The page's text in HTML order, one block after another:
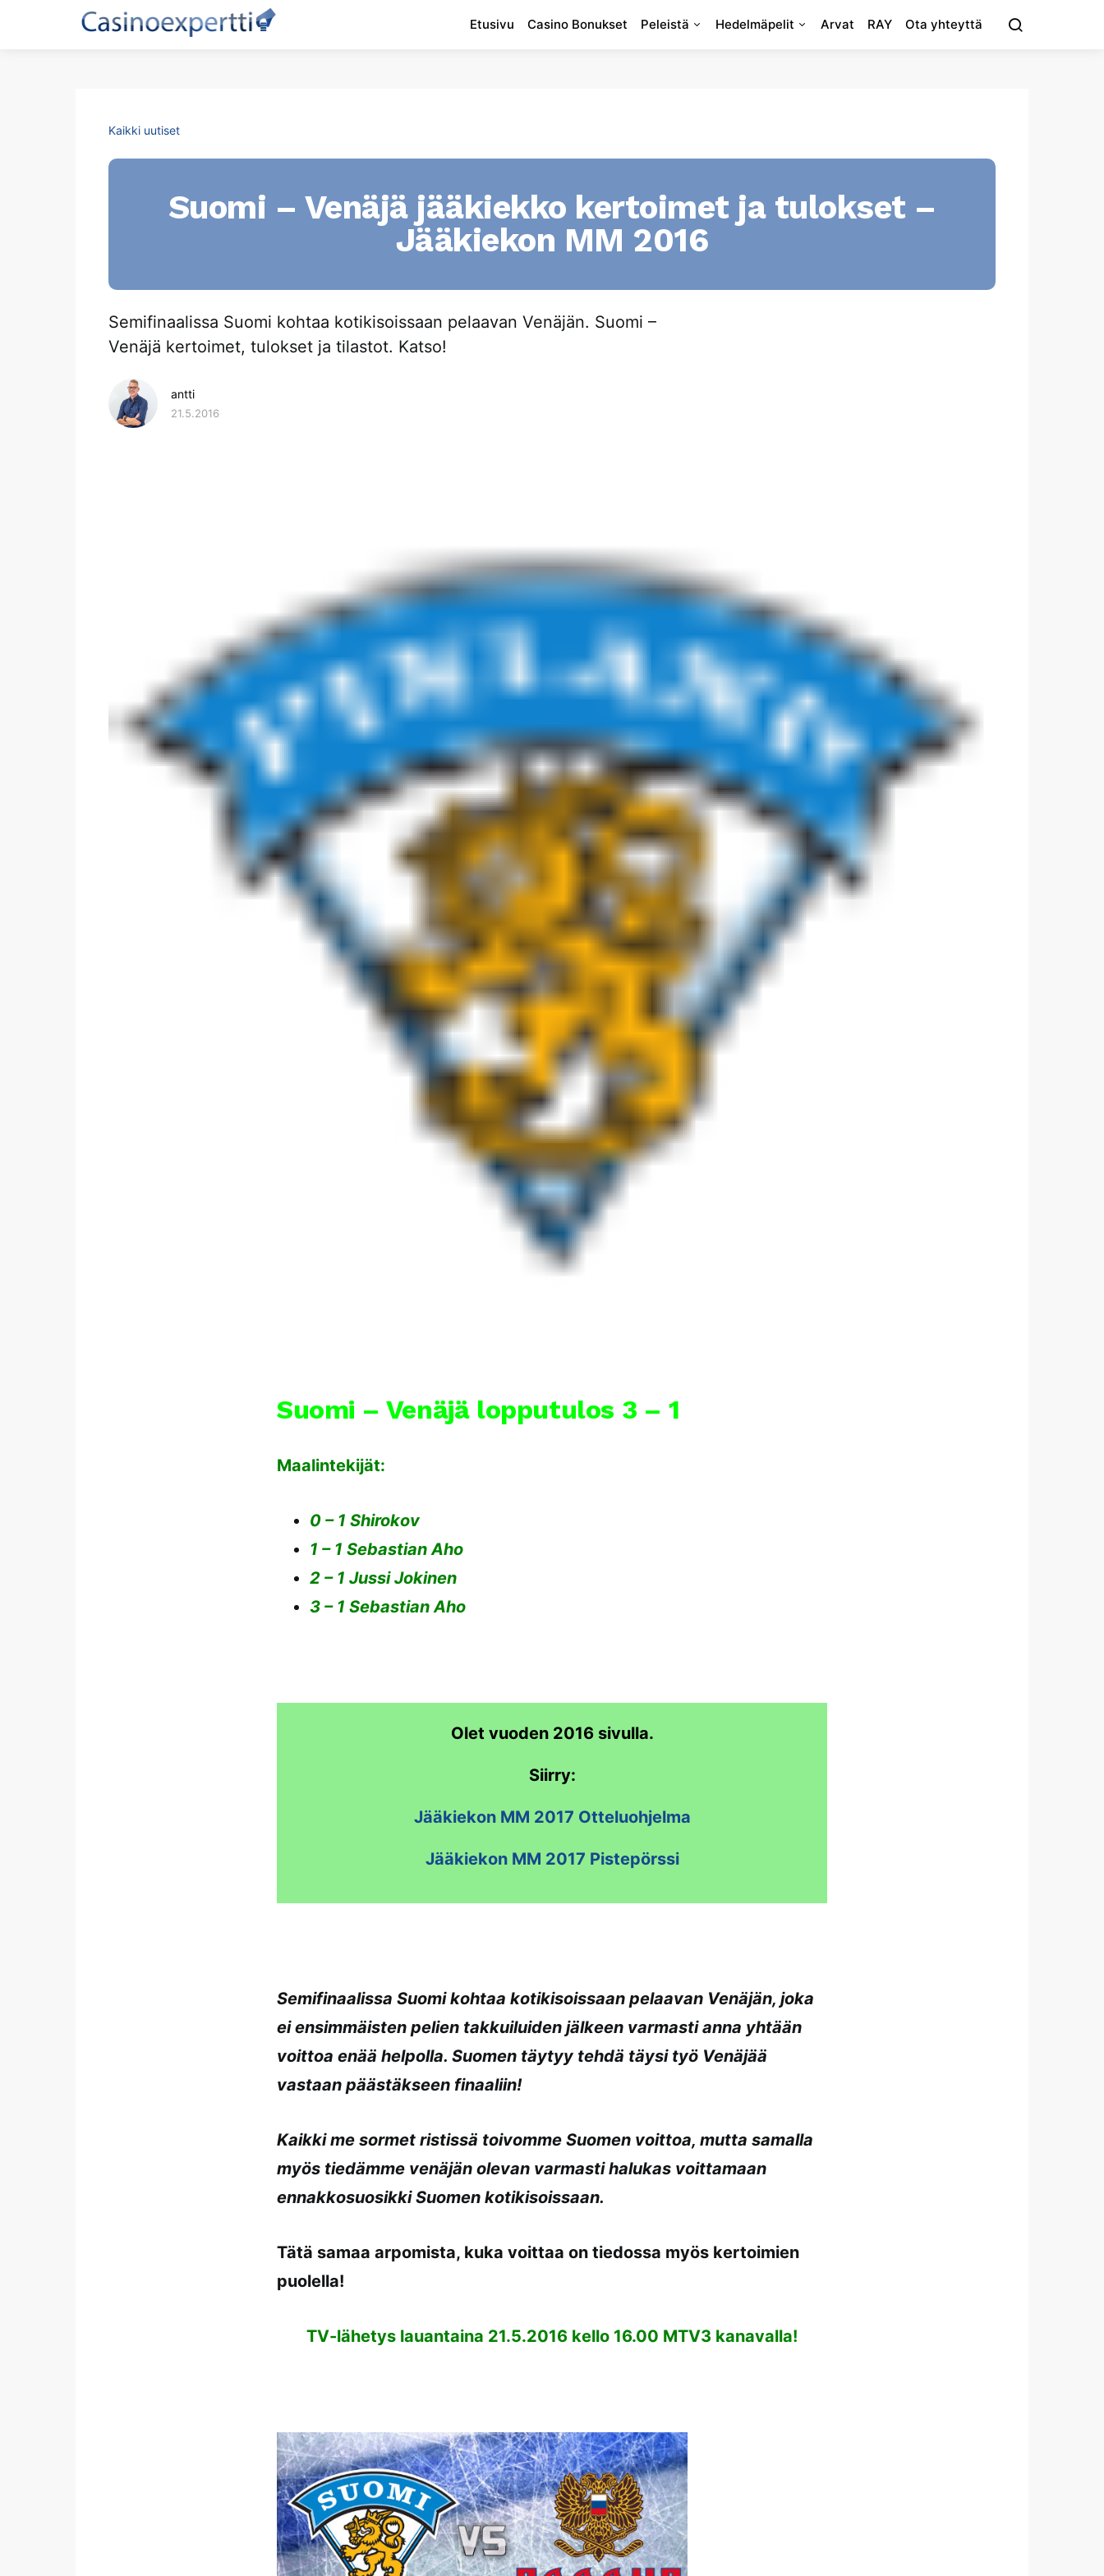
Etusivu Casino Bonukset Peleistä Hedelmäpelit Arvat RAY Ota yhteyttä
Kaikki uutiset
Suomi – Venäjä jääkiekko kertoimet ja tulokset –
Jääkiekon MM 2016
Semifinaalissa Suomi kohtaa kotikisoissaan pelaavan Venäjän. Suomi –
Venäjä kertoimet, tulokset ja tilastot. Katso!
antti
21.5.2016
Suomi – Venäjä lopputulos 3 – 1
Maalintekijät:
0 – 1 Shirokov
1 – 1 Sebastian Aho
2 – 1 Jussi Jokinen
3 – 1 Sebastian Aho
Olet vuoden 2016 sivulla.
Siirry:
Jääkiekon MM 2017 Otteluohjelma
Jääkiekon MM 2017 Pistepörssi
Semifinaalissa Suomi kohtaa kotikisoissaan pelaavan Venäjän, joka
ei ensimmäisten pelien takkuiluiden jälkeen varmasti anna yhtään
voittoa enää helpolla. Suomen täytyy tehdä täysi työ Venäjää
vastaan päästäkseen finaaliin!
Kaikki me sormet ristissä toivomme Suomen voittoa, mutta samalla
myös tiedämme venäjän olevan varmasti halukas voittamaan
ennakkosuosikki Suomen kotikisoissaan.
Tätä samaa arpomista, kuka voittaa on tiedossa myös kertoimien
puolella!
TV-lähetys lauantaina 21.5.2016 kello 16.00 MTV3 kanavalla!